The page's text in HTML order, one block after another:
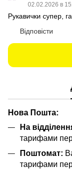
02.02.2026 в
Рукавички супер,
Відповісти
Нова Пошта:
На
тарифами
Поштомат:
тарифами